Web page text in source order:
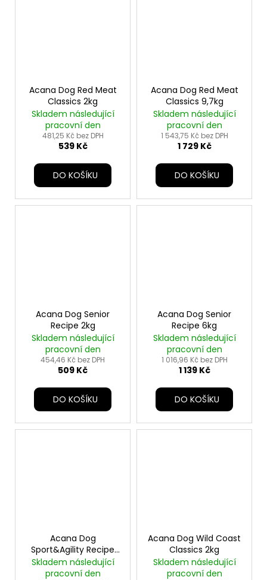
Acana Dog Red Meat
Classics 2kg
Skladem následující
pracovní den
481,25 Kč bez DPH
539 Kč
DO KOŠÍKU
Acana Dog Red Meat
Classics 9,7kg
Skladem následující
pracovní den
1 543,75 Kč bez DPH
1 729 Kč
DO KOŠÍKU
Acana Dog Senior
Recipe 2kg
Skladem následující
pracovní den
454,46 Kč bez DPH
509 Kč
DO KOŠÍKU
Acana Dog Senior
Recipe 6kg
Skladem následující
pracovní den
1 016,96 Kč bez DPH
1 139 Kč
DO KOŠÍKU
Acana Dog
Sport&Agility Recipe
11,4kg
Skladem následující
pracovní den
Acana Dog Wild Coast
Classics 2kg
Skladem následující
pracovní den